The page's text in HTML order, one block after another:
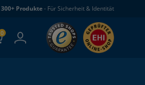
300+ Produkte- Für Sicherheit & Identität
0